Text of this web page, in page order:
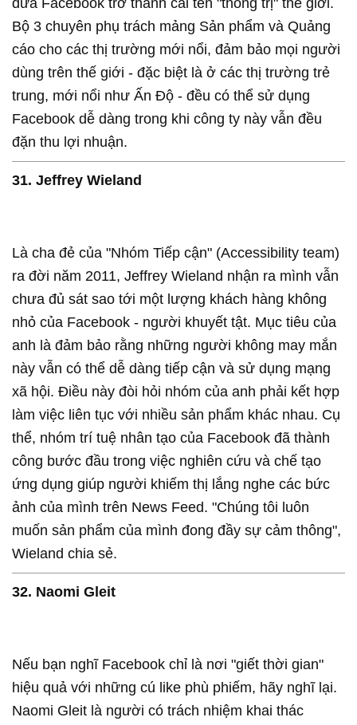
đưa Facebook trở thành cái tên "thống trị" thế giới.
Bộ 3 chuyên phụ trách mảng Sản phẩm và Quảng
cáo cho các thị trường mới nổi, đảm bảo mọi người
dùng trên thế giới - đặc biệt là ở các thị trường trẻ
trung, mới nổi như Ấn Độ - đều có thể sử dụng
Facebook dễ dàng trong khi công ty này vẫn đều
đặn thu lợi nhuận.
31. Jeffrey Wieland
Là cha đẻ của "Nhóm Tiếp cận" (Accessibility team)
ra đời năm 2011, Jeffrey Wieland nhận ra mình vẫn
chưa đủ sát sao tới một lượng khách hàng không
nhỏ của Facebook - người khuyết tật. Mục tiêu của
anh là đảm bảo rằng những người không may mắn
này vẫn có thể dễ dàng tiếp cận và sử dụng mạng
xã hội. Điều này đòi hỏi nhóm của anh phải kết hợp
làm việc liên tục với nhiều sản phẩm khác nhau. Cụ
thể, nhóm trí tuệ nhân tạo của Facebook đã thành
công bước đầu trong việc nghiên cứu và chế tạo
ứng dụng giúp người khiếm thị lắng nghe các bức
ảnh của mình trên News Feed. "Chúng tôi luôn
muốn sản phẩm của mình đong đầy sự cảm thông",
Wieland chia sẻ.
32. Naomi Gleit
Nếu bạn nghĩ Facebook chỉ là nơi "giết thời gian"
hiệu quả với những cú like phù phiếm, hãy nghĩ lại.
Naomi Gleit là người có trách nhiệm khai thác